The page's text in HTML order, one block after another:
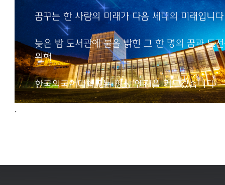
꿈꾸는 한 사람의 미래가 다음 세대의 미래입니다
늦은 밤 도서관에 불을 밝힌 그 한 명의 꿈과 도
위해
한국외국어대학교는 항상 엔진을 켜두겠습니다
꿈꾸는 한 사람의 미래가
다음 세대의 미래입니다
늦은 밤 도서관에 불을 밝힌
그 한 명의 꿈과 도전을 위해
한국외국어대학교는
항상 엔진을 켜두겠습니다
.